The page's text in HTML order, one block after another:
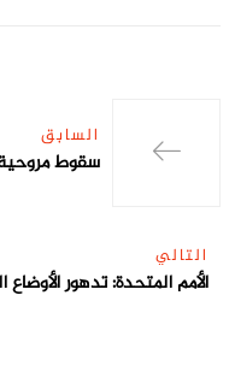
السابق
سقوط
التالي
الأمم المتحدة: تدهور